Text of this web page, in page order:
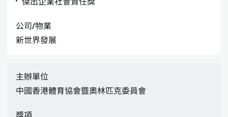
公司/物業
新世界發展
主辦單位
中國香港體育協會暨奧林匹克委員會